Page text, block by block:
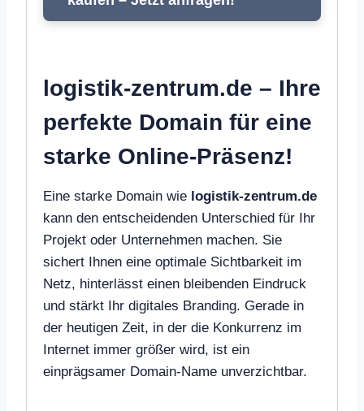
logistik-zentrum.de – Ihre
perfekte Domain für eine
starke Online-Präsenz!
Eine starke Domain wie logistik-zentrum.de
kann den entscheidenden Unterschied für Ihr
Projekt oder Unternehmen machen. Sie
sichert Ihnen eine optimale Sichtbarkeit im
Netz, hinterlässt einen bleibenden Eindruck
und stärkt Ihr digitales Branding. Gerade in
der heutigen Zeit, in der die Konkurrenz im
Internet immer größer wird, ist ein
einprägsamer Domain-Name unverzichtbar.